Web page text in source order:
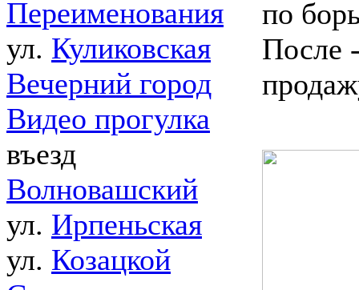
Переименования
ул. Куликовская
Вечерний город
Видео прогулка
въезд
Волновашский
ул. Ирпеньская
ул. Козацкой
по
После